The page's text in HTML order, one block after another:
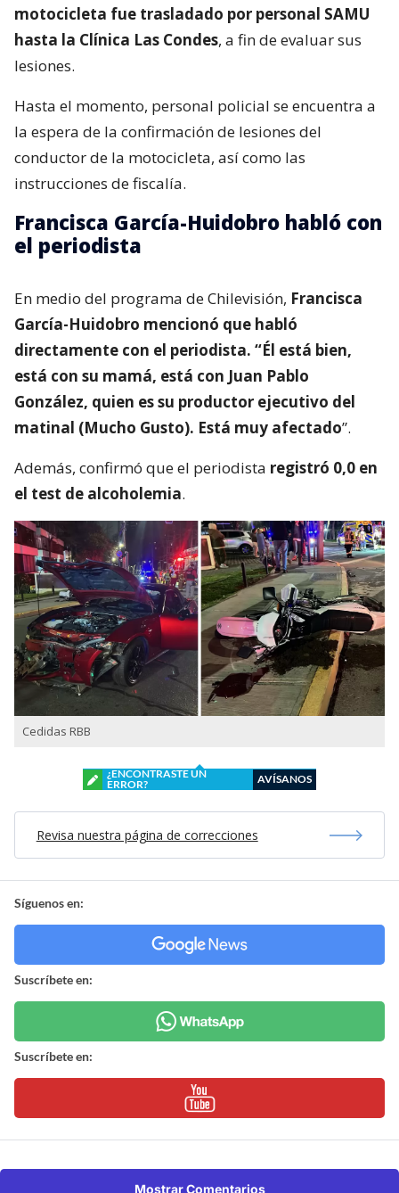
motocicleta fue trasladado por personal SAMU
hasta la Clínica Las Condes, a fin de evaluar sus
lesiones.
Hasta el momento, personal policial se encuentra a
la espera de la confirmación de lesiones del
conductor de la motocicleta, así como las
instrucciones de fiscalía.
Francisca García-Huidobro habló con
el periodista
En medio del programa de Chilevisión, Francisca
García-Huidobro mencionó que habló
directamente con el periodista. “Él está bien,
está con su mamá, está con Juan Pablo
González, quien es su productor ejecutivo del
matinal (Mucho Gusto). Está muy afectado”.
Además, confirmó que el periodista registró 0,0 en
el test de alcoholemia.
Cedidas RBB
¿ENCONTRASTE UN
ERROR?
AVÍSANOS
Revisa nuestra página de correcciones
Síguenos en:
Suscríbete en:
Suscríbete en:
Mostrar Comentarios